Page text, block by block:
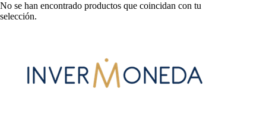
No se han encontrado productos que coincidan con tu
selección.